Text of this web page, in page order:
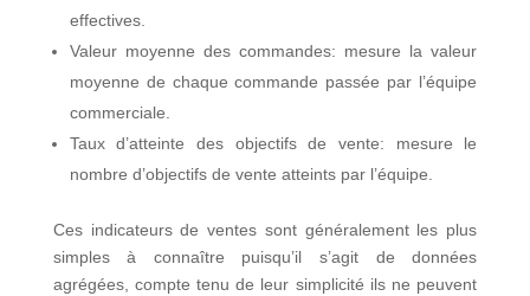
effectives.
Valeur moyenne des commandes: mesure la valeur
moyenne de chaque commande passée par l’équipe
commerciale.
Taux d’atteinte des objectifs de vente: mesure le
nombre d’objectifs de vente atteints par l’équipe.
Ces indicateurs de ventes sont généralement les plus
simples à connaître puisqu’il s’agit de données
agrégées, compte tenu de leur simplicité ils ne peuvent